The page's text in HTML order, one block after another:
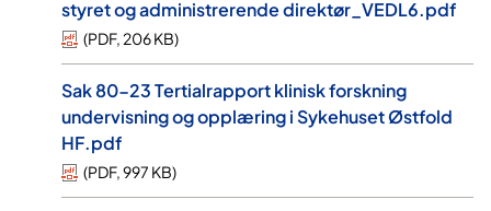
styret og administrerende direktør_VEDL6.pdf
(PDF, 206 KB)
Sak 80-23 Tertialrapport klinisk forskning
undervisning og opplæring i Sykehuset Østfold
HF.pdf
(PDF,997 KB)